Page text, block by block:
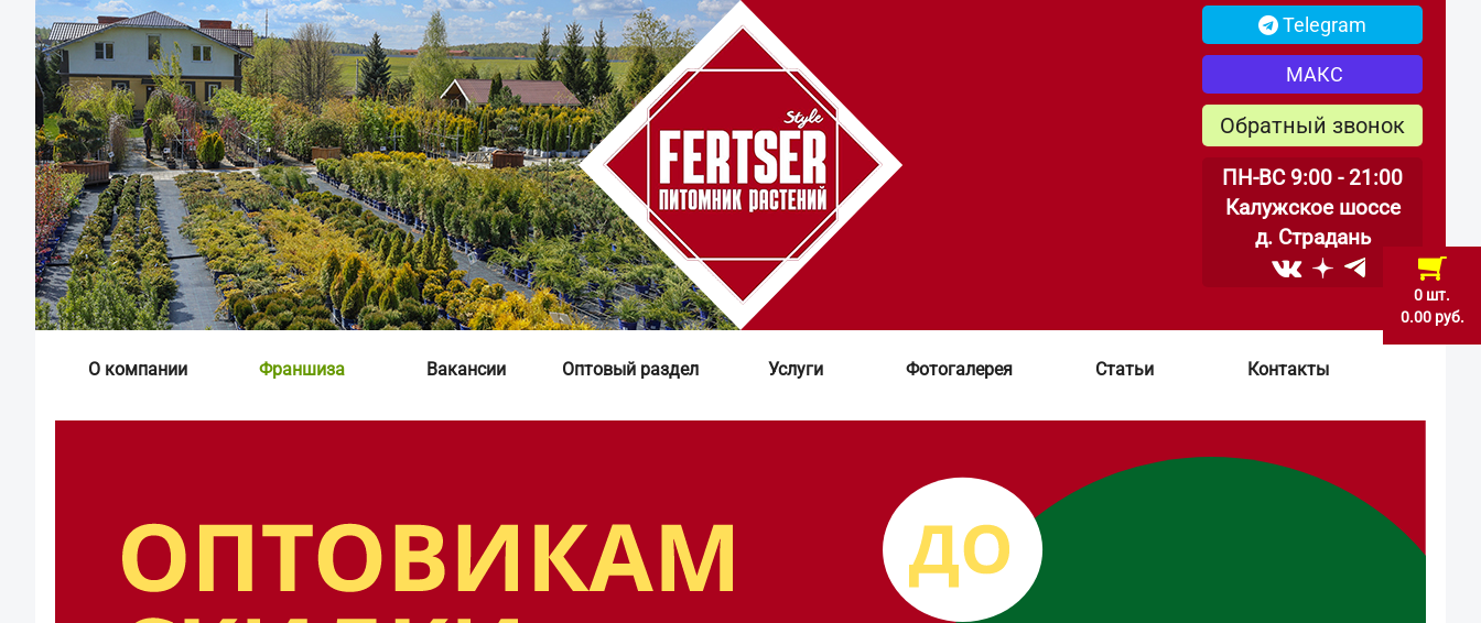
0 шт.
0.00 руб.
Telegram
МАКС
Обратный звонок
ПН-ВС 9:00 - 21:00
Калужское шоссе
д. Страдань
О компании Франшиза Вакансии Оптовый раздел Услуги Фотогалерея Статьи Контакты